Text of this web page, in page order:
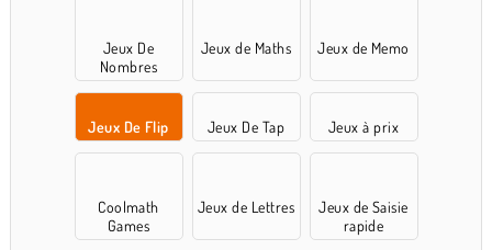
Jeux De
Nombres
Jeux de Maths Jeux de Memo
Jeux De Flip Jeux De Tap Jeux à prix
Coolmath
Games
Jeux de Lettres
Jeux de Saisie
rapide